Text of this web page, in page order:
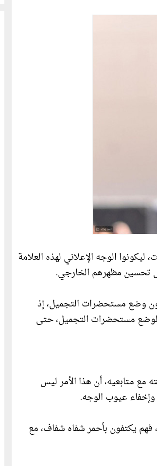
ليكونوا الوجه الإعلاني لهذه العلامة
تحسين مظهرهم الخارجي.
وضع مستحضرات التجميل، إذ
لوضع مستحضرات التجميل، حتى
متابعيه، أن هذا الأمر ليس
عيوب الوجه.
فهم يكتفون بأحمر شفاه شفاف، مع